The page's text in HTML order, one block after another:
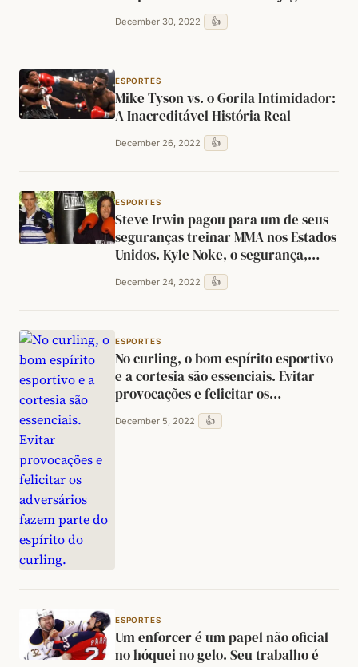
NFL, depois que sua mãe, policial,
foi morta a tiros. Ele encontrou o
December 30, 2022 👍
ESPORTES
Mike Tyson vs. o Gorila Intimidador:
A Inacreditável História Real
December 26, 2022 👍
ESPORTES
Steve Irwin pagou para um de seus
seguranças treinar MMA nos Estados
Unidos. Kyle Noke, o segurança,
acabou lutando no UFC.
December 24, 2022 👍
ESPORTES
No curling, o bom espírito esportivo
e a cortesia são essenciais. Evitar
provocações e felicitar os
adversários fazem parte do espírito
do curling.
December 5, 2022 👍
ESPORTES
Um enforcer é um papel não oficial
no hóquei no gelo. Seu trabalho é